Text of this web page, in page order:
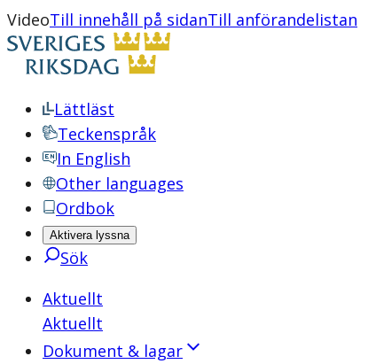
VideoTill innehåll på sidanTill anförandelistan
Lättläst
Teckenspråk
In English
Other languages
Ordbok
Aktivera lyssna
Sök
Aktuellt
Aktuellt
Dokument & lagar